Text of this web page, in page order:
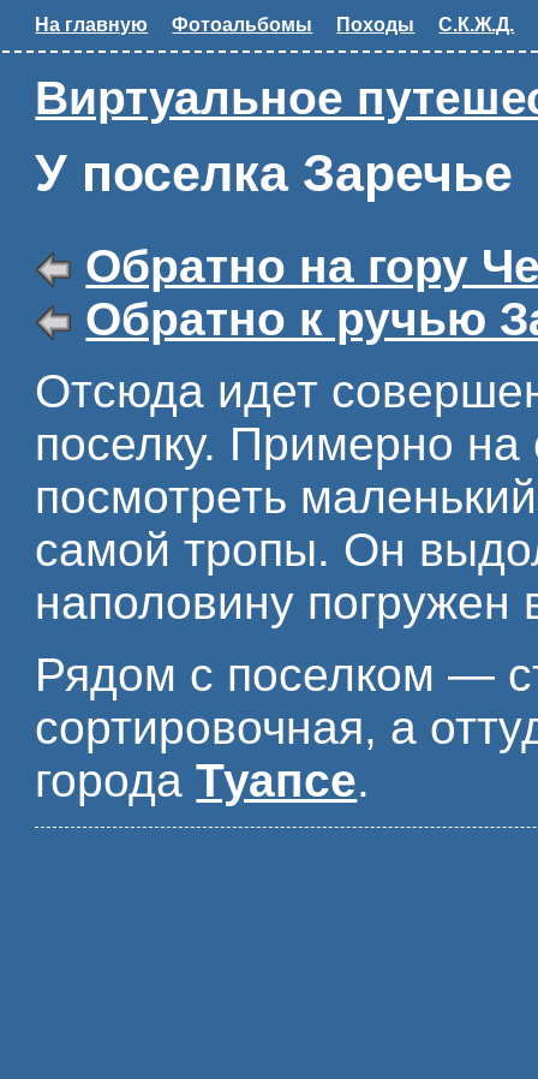
На главную Фотоальбомы Походы С.К.Ж.Д.
Виртуальное
У поселка Заречье
Обратно на гору
Обратно к ручью
Отсюда идет
поселку. Примерно на
посмотреть
самой тропы. Он
наполовину погружен
Рядом с поселком —
сортировочная, а
городаТуапсе.